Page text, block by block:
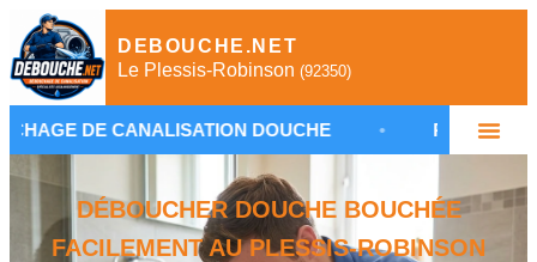
DEBOUCHE.NET
Le Plessis-Robinson (92350)
DOUCHE • PLOMBIER LE PLESSIS-
DÉBOUCHER DOUCHE BOUCHÉE
FACILEMENT AU PLESSIS-ROBINSON